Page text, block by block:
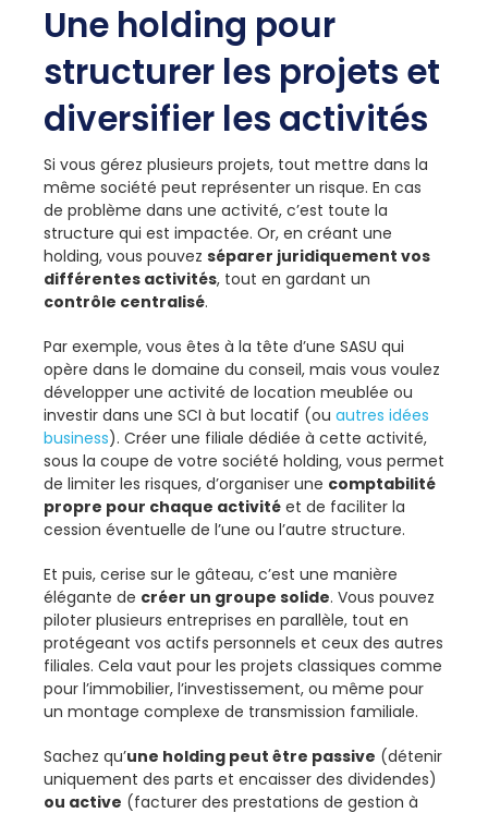
Une holding pour
structurer les projets et
diversifier les activités
Si vous gérez plusieurs projets, tout mettre dans la
même société peut représenter un risque. En cas
de problème dans une activité, c’est toute la
structure qui est impactée. Or, en créant une
holding, vous pouvez séparer juridiquement vos
différentes activités, tout en gardant un
contrôle centralisé.
Par exemple, vous êtes à la tête d’une SASU qui
opère dans le domaine du conseil, mais vous voulez
développer une activité de location meublée ou
investir dans une SCI à but locatif (ou autres idées
business). Créer une filiale dédiée à cette activité,
sous la coupe de votre société holding, vous permet
de limiter les risques, d’organiser une comptabilité
propre pour chaque activité et de faciliter la
cession éventuelle de l’une ou l’autre structure.
Et puis, cerise sur le gâteau, c’est une manière
élégante de créer un groupe solide. Vous pouvez
piloter plusieurs entreprises en parallèle, tout en
protégeant vos actifs personnels et ceux des autres
filiales. Cela vaut pour les projets classiques comme
pour l’immobilier, l’investissement, ou même pour
un montage complexe de transmission familiale.
Sachez qu’une holding peut être passive (détenir
uniquement des parts et encaisser des dividendes)
ou active (facturer des prestations de gestion à